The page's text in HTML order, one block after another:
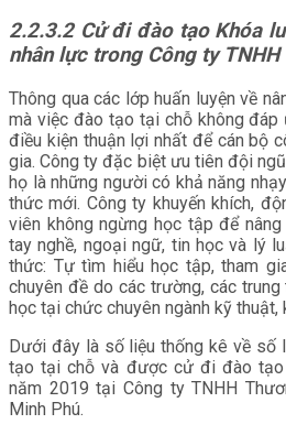
2.2.3.2 Cử đi đào tạo Khóa
nhân lực trong Công ty TNHH
Thông qua các lớp huấn luyện về
mà việc đào tạo tại chỗ không
điều kiện thuận lợi nhất để cán bộ
gia. Công ty đặc biệt ưu tiên đội
họ là những người có khả năng
thức mới. Công ty khuyến khích,
viên không ngừng học tập để
tay nghề, ngoại ngữ, tin học và lý
thức: Tự tìm hiểu học tập, tham
chuyên đề do các trường, các
học tại chức chuyên ngành kỹ thuật,
Dưới đây là số liệu thống kê về số
tạo tại chỗ và được cử đi đào tạo
năm 2019 tại Công ty TNHH
Minh Phú.